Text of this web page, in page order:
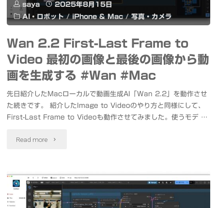
で
し
て
ま
Image
と
saya
2025年8月15日
AI・ロボット / iPhone & Mac / 写真・カメラ
Wan 2.2 First-Last Frame to
Video 最初の画像と最後の画像から動
画を生成する #Wan #Mac
先日紹介したMacローカルで動画生成AI「Wan 2.2」を動作させ
た続きです。 紹介したImage to Videoのやり方と同様にして、
First-Last Frame to Videoも動作させてみました。使うモデ …
Read more "Wan
First-
Last